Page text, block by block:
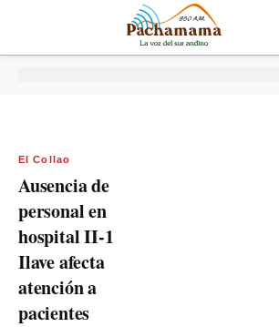
El Collao
Ausencia de
personal en
hospital II-1
Ilave afecta
atención a
pacientes